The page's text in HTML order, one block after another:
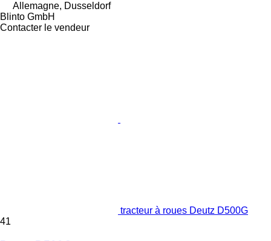
Allemagne, Dusseldorf
Blinto GmbH
Contacter le vendeur
tracteur à roues Deutz D500G
41